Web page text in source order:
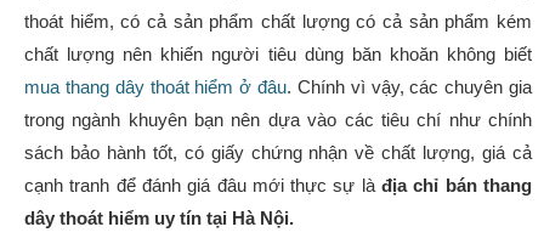
thoát hiểm, có cả sản phẩm chất lượng có cả sản phẩm kém
chất lượng nên khiến người tiêu dùng băn khoăn không biết
mua thang dây thoát hiểm ở đâu. Chính vì vậy, các chuyên gia
trong ngành khuyên bạn nên dựa vào các tiêu chí như chính
sách bảo hành tốt, có giấy chứng nhận về chất lượng, giá cả
cạnh tranh để đánh giá đâu mới thực sự làđịa chỉ bán thang
dây thoát hiểm uy tín tại Hà Nội.